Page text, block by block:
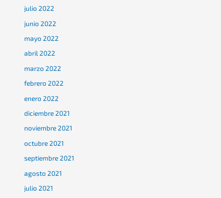
julio 2022
junio 2022
mayo 2022
abril 2022
marzo 2022
febrero 2022
enero 2022
diciembre 2021
noviembre 2021
octubre 2021
septiembre 2021
agosto 2021
julio 2021